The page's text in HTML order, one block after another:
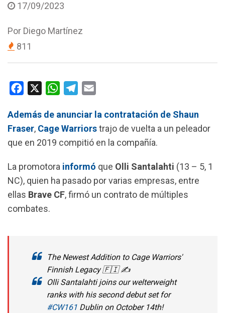
17/09/2023
Por Diego Martínez
811
c
e
b
o
k
W
a
t
s
p
p
l
e
g
a
m
a
i
l
Además de anunciar la contratación de Shaun
Fraser, CageWarriorstrajo de vuelta a un peleador
que en 2019 compitió en la compañía.
La promotora informó que Olli Santalahti (13 – 5, 1
NC), quien ha pasado por varias empresas, entre
ellas Brave CF, firmó un contrato de múltiples
combates.
The Newest Addition to Cage Warriors'
Finnish Legacy 🇫🇮 ✍️
Olli Santalahti joins our welterweight
ranks with his second debut set for
#CW161 Dublin on October 14th!